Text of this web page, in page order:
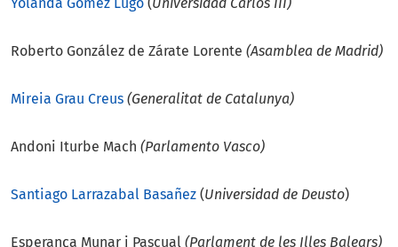
Roberto González de Zárate Lorente (Asamblea de Madrid)
Mireia Grau Creus (Generalitat de Catalunya)
Andoni Iturbe Mach (Parlamento Vasco)
Santiago Larrazabal Basañez (Universidad de Deusto)
Esperança Munar i Pascual (Parlament de les Illes Balears)